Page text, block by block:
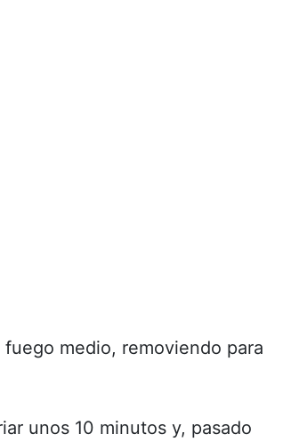
medio, removiendo para
unos 10 minutos y, pasado